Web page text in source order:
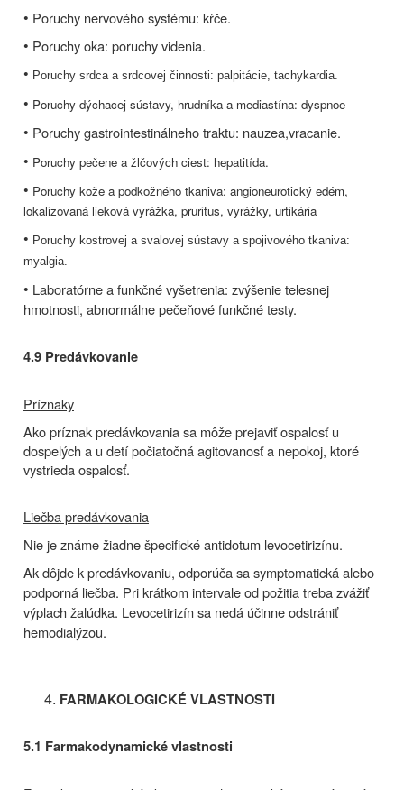
• Poruchy nervového systému: kŕče.
• Poruchy oka: poruchy videnia.
• Poruchy srdca a srdcovej činnosti: palpitácie, tachykardia.
• Poruchy dýchacej sústavy, hrudníka a mediastína: dyspnoe
• Poruchy gastrointestinálneho traktu: nauzea,vracanie.
• Poruchy pečene a žlčových ciest: hepatitída.
• Poruchy kože a podkožného tkaniva: angioneurotický edém,
lokalizovaná lieková vyrážka, pruritus, vyrážky, urtikária
• Poruchy kostrovej a svalovej sústavy a spojivového tkaniva:
myalgia.
• Laboratórne a funkčné vyšetrenia: zvýšenie telesnej
hmotnosti, abnormálne pečeňové funkčné testy.
4.9 Predávkovanie
Príznaky
Ako príznak predávkovania sa môže prejaviť ospalosť u
dospelých a u detí počiatočná agitovanosť a nepokoj, ktoré
vystrieda ospalosť.
Liečba predávkovania
Nie je známe žiadne špecifické antidotum levocetirizínu.
Ak dôjde k predávkovaniu, odporúča sa symptomatická alebo
podporná liečba. Pri krátkom intervale od požitia treba zvážiť
výplach žalúdka. Levocetirizín sa nedá účinne odstrániť
hemodialýzou.
FARMAKOLOGICKÉ VLASTNOSTI
5.1 Farmakodynamické vlastnosti